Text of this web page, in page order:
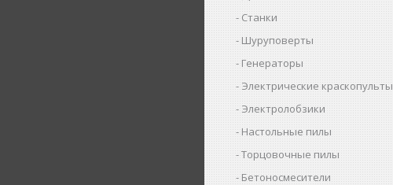
Станки
Шуруповерты
Генераторы
Электрические краскопульты
Электролобзики
Настольные пилы
Торцовочные пилы
Бетоносмесители